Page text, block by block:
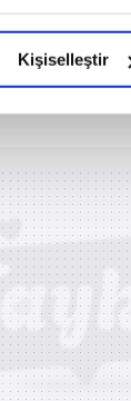
ve
olup gerekli
işlevsel
olarak
ziyaret
almak için
Kişiselleştir